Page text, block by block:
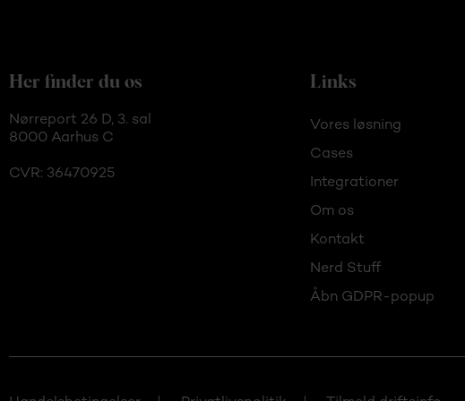
Her finder du os
Nørreport 26 D, 3. sal
8000 Aarhus C
CVR: 36470925
Links
Vores løsning
Cases
Integrationer
Om os
Kontakt
Nerd Stuff
Åbn GDPR-popup